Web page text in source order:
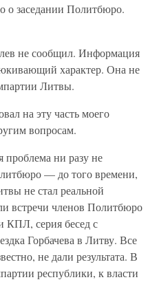
о заседании Политбюро.
не сообщил. Информация
характер. Она не
Литвы.
на эту часть моего
вопросам.
проблема ни разу не
— до того времени,
не стал реальной
встречи членов Политбюро
серия бесед с
Горбачева в Литву. Все
не дали результата. В
республики, к власти